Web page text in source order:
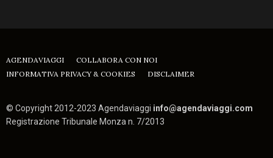
AGENDAVIAGGI
COLLABORA CON NOI
INFORMATIVA PRIVACY & COOKIES
DISCLAIMER
© Copyright 2012-2023 Agendaviaggi info@agendaviaggi.com
Registrazione Tribunale Monza n. 7/2013